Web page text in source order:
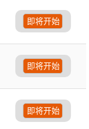
即将开始
即将开始
即将开始